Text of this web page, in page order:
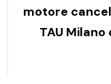
motore
TAU